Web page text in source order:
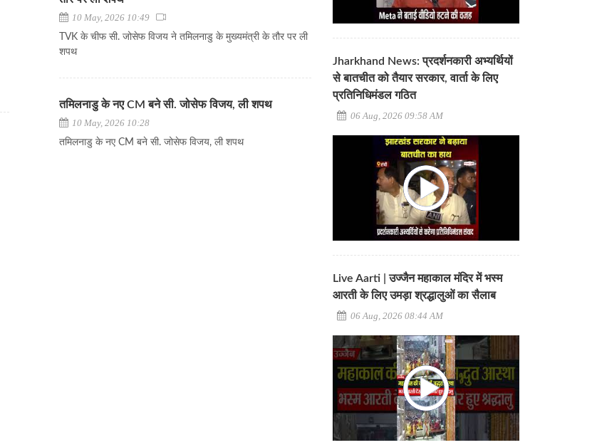
10 May, 2026 10:49
TVK के चीफ सी. जोसेफ विजय ने तमिलनाडु के मुख्यमंत्री के तौर पर ली
शपथ
तमिलनाडु के नए CM बने सी. जोसेफ विजय, ली शपथ
10 May, 2026 10:28
तमिलनाडु के नए CM बने सी. जोसेफ विजय, ली शपथ
Jharkhand News: प्रदर्शनकारी अभ्यर्थियों
से बातचीत को तैयार सरकार, वार्ता के लिए
प्रतिनिधिमंडल गठित
06 Aug, 2026 09:58 AM
Live Aarti | उज्जैन महाकाल मंदिर में भस्म
आरती के लिए उमड़ा श्रद्धालुओं का सैलाब
06 Aug, 2026 08:44 AM